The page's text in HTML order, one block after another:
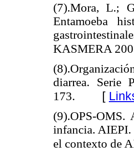
(7).Mora, L.;
Entamoeba
KASMERA
diarrea. Serie
173. [
(9).OPS-OMS.
infancia. AIEPI.
el contexto de